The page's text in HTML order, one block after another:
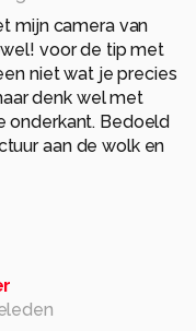
mijn camera van
voor de tip met
niet wat je precies
denk wel met
onderkant. Bedoeld
aan de wolk en